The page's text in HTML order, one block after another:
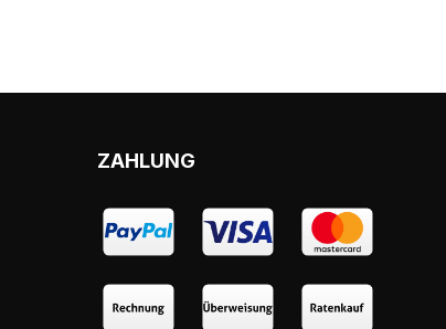
ZAHLUNG